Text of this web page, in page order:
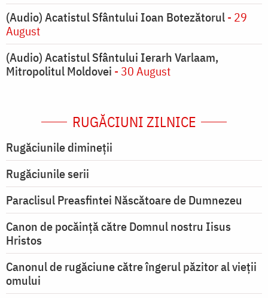
(Audio) Acatistul Sfântului Ioan Botezătorul- 29
August
(Audio) Acatistul Sfântului Ierarh Varlaam,
Mitropolitul Moldovei - 30 August
RUGĂCIUNI ZILNICE
Rugăciunile dimineții
Rugăciunile serii
Paraclisul Preasfintei Născătoare de Dumnezeu
Canon de pocăință către Domnul nostru Iisus
Hristos
Canonul de rugăciune către îngerul păzitor al vieții
omului